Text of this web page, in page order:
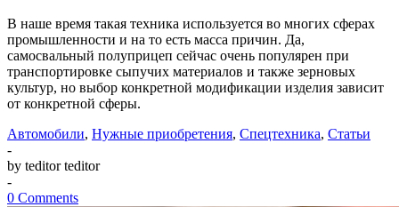
В наше время такая техника используется во многих сферах
промышленности и на то есть масса причин. Да,
самосвальный полуприцеп сейчас очень популярен при
транспортировке сыпучих материалов и также зерновых
культур, но выбор конкретной модификации изделия зависит
от конкретной сферы.
Автомобили, Нужные приобретения, Спецтехника, Статьи
-
by teditor teditor
-
0 Comments